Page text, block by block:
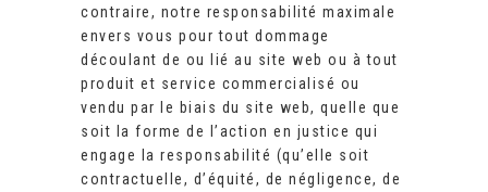
contraire, notre responsabilité maximale
envers vous pour tout dommage
découlant de ou lié au site web ou à tout
produit et service commercialisé ou
vendu par le biais du site web, quelle que
soit la forme de l’action en justice qui
engage la responsabilité (qu’elle soit
contractuelle, d’équité, de négligence, de